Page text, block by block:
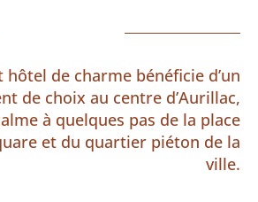
hôtel de charme bénéficie d’un
de choix au centre d’Aurillac,
à quelques pas de la place
et du quartier piéton de la
ville.